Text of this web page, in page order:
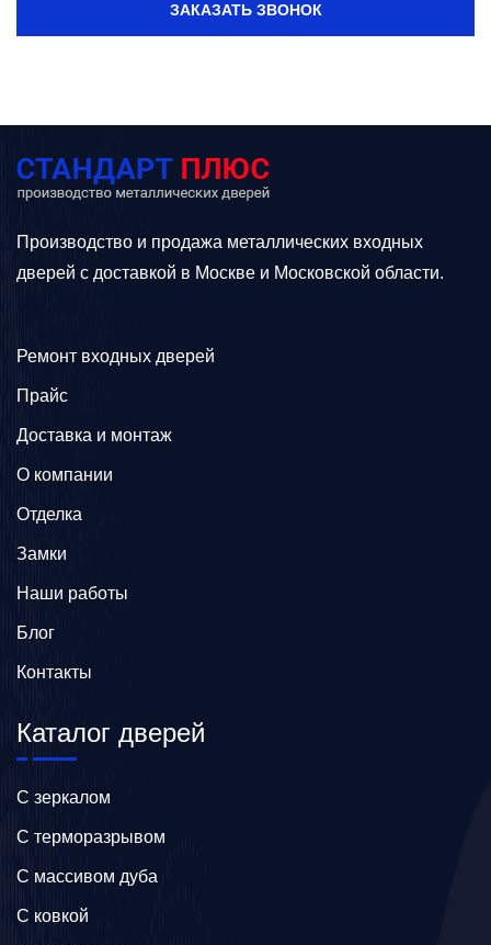
ЗАКАЗАТЬ ЗВОНОК
Производство и продажа металлических входных
дверей с доставкой в Москве и Московской области.
Ремонт входных дверей
Прайс
Доставка и монтаж
О компании
Отделка
Замки
Наши работы
Блог
Контакты
Каталог дверей
C зеркалом
C терморазрывом
C массивом дуба
C ковкой